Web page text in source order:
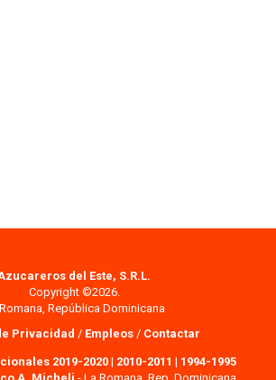
del Este, S.R.L.
Copyright ©2026.
República Dominicana
Privacidad / Empleos / Contactar
2019-2020| 2010-2011 | 1994-1995